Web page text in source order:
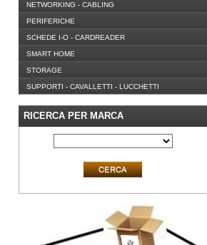
NETWORKING - CABLING
PERIFERICHE
SCHEDE I-O - CARDREADER
SMART HOME
STORAGE
SUPPORTI - CAVALLETTI - LUCCHETTI
RICERCA PER MARCA